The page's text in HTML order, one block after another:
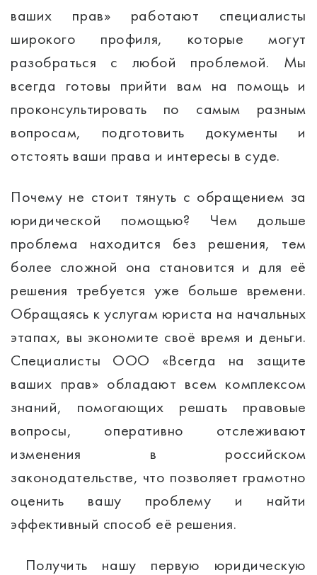
ваших прав» работают специалисты
широкого профиля, которые могут
разобраться с любой проблемой. Мы
всегда готовы прийти вам на помощь и
проконсультировать по самым разным
вопросам, подготовить документы и
отстоять ваши права и интересы в суде.
Почему не стоит тянуть с обращением за
юридической помощью? Чем дольше
проблема находится без решения, тем
более сложной она становится и для её
решения требуется уже больше времени.
Обращаясь к услугам юриста на начальных
этапах, вы экономите своё время и деньги.
Специалисты ООО «Всегда на защите
ваших прав» обладают всем комплексом
знаний, помогающих решать правовые
вопросы, оперативно отслеживают
изменения в российском
законодательстве, что позволяет грамотно
оценить вашу проблему и найти
эффективный способ её решения.
Получить нашу первую юридическую